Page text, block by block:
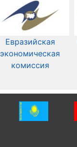
Евразийская
экономическая
комиссия